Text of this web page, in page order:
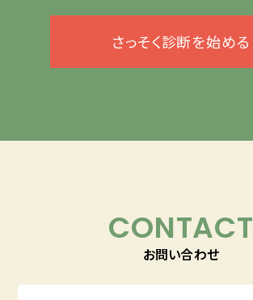
さっそく診断を始める
CONTACT
お問い合わせ